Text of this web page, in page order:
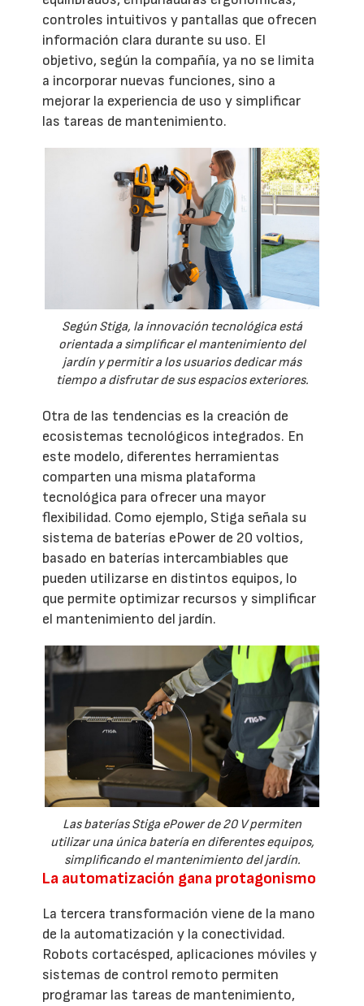
controles intuitivos y pantallas que ofrecen
información clara durante su uso. El
objetivo, según la compañía, ya no se limita
a incorporar nuevas funciones, sino a
mejorar la experiencia de uso y simplificar
las tareas de mantenimiento.
Según Stiga, la innovación tecnológica está
orientada a simplificar el mantenimiento del
jardín y permitir a los usuarios dedicar más
tiempo a disfrutar de sus espacios exteriores.
Otra de las tendencias es la creación de
ecosistemas tecnológicos integrados. En
este modelo, diferentes herramientas
comparten una misma plataforma
tecnológica para ofrecer una mayor
flexibilidad. Como ejemplo, Stiga señala su
sistema de baterías ePower de 20 voltios,
basado en baterías intercambiables que
pueden utilizarse en distintos equipos, lo
que permite optimizar recursos y simplificar
el mantenimiento del jardín.
Las baterías Stiga ePower de 20 V permiten
utilizar una única batería en diferentes equipos,
simplificando el mantenimiento del jardín.
La automatización gana protagonismo
La tercera transformación viene de la mano
de la automatización y la conectividad.
Robots cortacésped, aplicaciones móviles y
sistemas de control remoto permiten
programar las tareas de mantenimiento,